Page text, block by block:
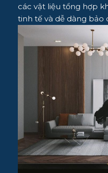
các vật liệu tổng hợp
tinh tế và dễ dàng bảo